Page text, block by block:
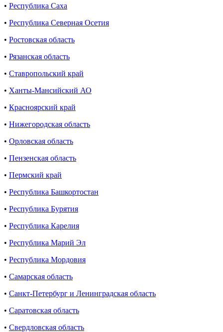
• Республика Саха
• Республика Северная Осетия
• Ростовская область
• Рязанская область
• Ставропольский край
• Ханты-Мансийский АО
• Красноярский край
• Нижегородская область
• Орловская область
• Пензенская область
• Пермский край
• Республика Башкортостан
• Республика Бурятия
• Республика Карелия
• Республика Марий Эл
• Республика Мордовия
• Самарская область
• Санкт-Петербург и Ленинградская область
• Саратовская область
• Свердловская область